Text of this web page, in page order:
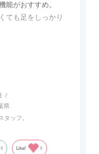
能がおすすめ。
ても足をしっかり
スできるのが嬉し
セントの場所を気
じました。
県
タッフ。
0 Like! 0